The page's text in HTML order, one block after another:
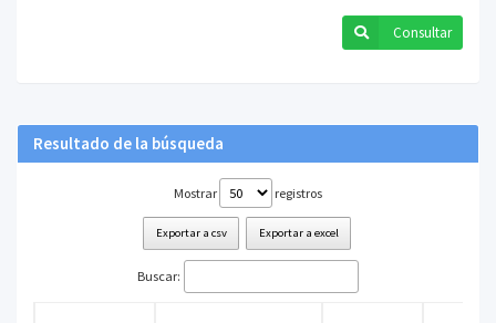
Consultar
Resultado de la búsqueda
Mostrar registros
Exportar a csv Exportar a excel
Buscar: